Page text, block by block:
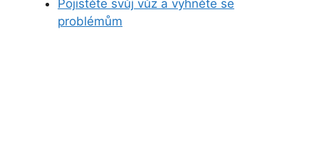
Pojistěte svůj vůz a vyhněte se
problémům